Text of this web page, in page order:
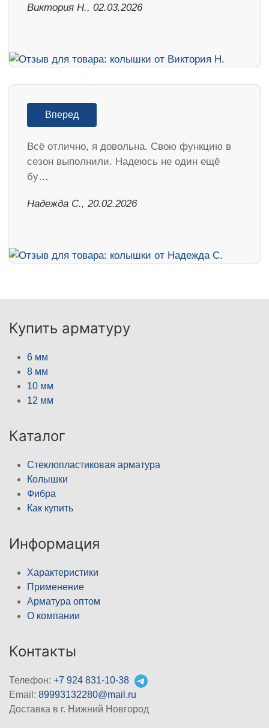
Виктория Н., 02.03.2026
Вперед
Всё отлично, я довольна. Свою функцию в
сезон выполнили. Надеюсь не один ещё
бу…
Надежда С., 20.02.2026
Купить арматуру
6 мм
8 мм
10 мм
12 мм
Каталог
Стеклопластиковая арматура
Колышки
Фибра
Как купить
Информация
Характеристики
Применение
Арматура оптом
О компании
Контакты
Телефон: +7 924 831-10-38
Email: 89993132280@mail.ru
Доставка в г. Нижний Новгород